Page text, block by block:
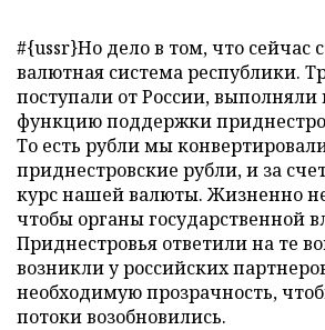
#{ussr}Но дело в том, что сейчас
валютная система республики.
поступали от России,
функцию поддержки
То есть рубли мы
приднестровские рубли, и за
курс нашей валюты. Жизненно
чтобы органы государственной
Приднестровья ответили на те
возникли у российских
необходимую прозрачность,
потоки возобновились.